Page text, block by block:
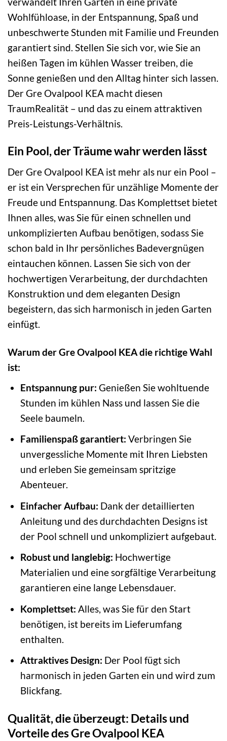
Wohlfühloase, in der Entspannung, Spaß und
unbeschwerte Stunden mit Familie und Freunden
garantiert sind. Stellen Sie sich vor, wie Sie an
heißen Tagen im kühlen Wasser treiben, die
Sonne genießen und den Alltag hinter sich lassen.
Der Gre Ovalpool KEA macht diesen
TraumRealität – und das zu einem attraktiven
Preis-Leistungs-Verhältnis.
Ein Pool, der Träume wahr werden lässt
Der Gre Ovalpool KEA ist mehr als nur ein Pool –
er ist ein Versprechen für unzählige Momente der
Freude und Entspannung. Das Komplettset bietet
Ihnen alles, was Sie für einen schnellen und
unkomplizierten Aufbau benötigen, sodass Sie
schon bald in Ihr persönliches Badevergnügen
eintauchen können. Lassen Sie sich von der
hochwertigen Verarbeitung, der durchdachten
Konstruktion und dem eleganten Design
begeistern, das sich harmonisch in jeden Garten
einfügt.
Warum der Gre Ovalpool KEA die richtige Wahl
ist:
Entspannung pur: Genießen Sie wohltuende
Stunden im kühlen Nass und lassen Sie die
Seele baumeln.
Familienspaß garantiert: Verbringen Sie
unvergessliche Momente mit Ihren Liebsten
und erleben Sie gemeinsam spritzige
Abenteuer.
Einfacher Aufbau: Dank der detaillierten
Anleitung und des durchdachten Designs ist
der Pool schnell und unkompliziert aufgebaut.
Robust und langlebig: Hochwertige
Materialien und eine sorgfältige Verarbeitung
garantieren eine lange Lebensdauer.
Komplettset: Alles, was Sie für den Start
benötigen, ist bereits im Lieferumfang
enthalten.
Attraktives Design: Der Pool fügt sich
harmonisch in jeden Garten ein und wird zum
Blickfang.
Qualität, die überzeugt: Details und
Vorteile des Gre Ovalpool KEA